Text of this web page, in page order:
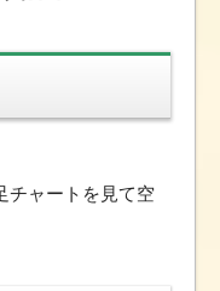
チャートを見て空